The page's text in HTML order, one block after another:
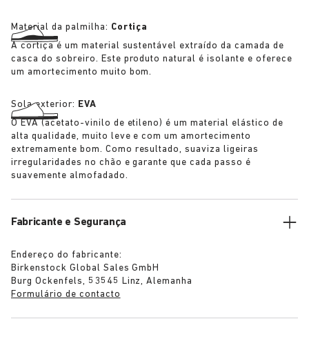
Material da palmilha: Cortiça
A cortiça é um material sustentável extraído da camada de
casca do sobreiro. Este produto natural é isolante e oferece
um amortecimento muito bom.
Sola exterior: EVA
O EVA (acetato-vinilo de etileno) é um material elástico de
alta qualidade, muito leve e com um amortecimento
extremamente bom. Como resultado, suaviza ligeiras
irregularidades no chão e garante que cada passo é
suavemente almofadado.
Fabricante e Segurança
Endereço do fabricante:
Birkenstock Global Sales GmbH
Burg Ockenfels, 53545 Linz, Alemanha
Formulário de contacto